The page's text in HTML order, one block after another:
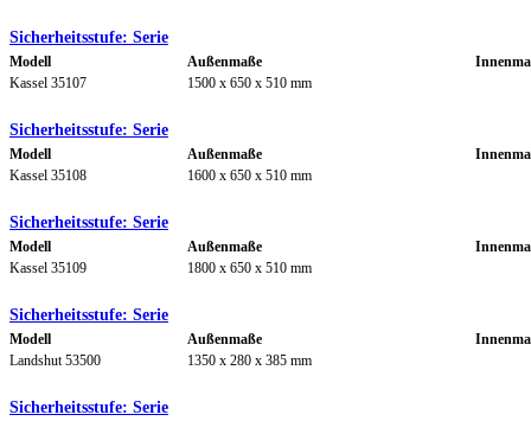
Sicherheitsstufe: Serie
Modell Außenmaße
Kassel 35107
1500 x 650 x 510 mm
Sicherheitsstufe: Serie
Modell Außenmaße
Kassel 35108
1600 x 650 x 510 mm
Sicherheitsstufe: Serie
Modell Außenmaße
Kassel 35109
1800 x 650 x 510 mm
Sicherheitsstufe: Serie
Modell Außenmaße
Landshut 53500
1350 x 280 x 385 mm
Sicherheitsstufe: Serie